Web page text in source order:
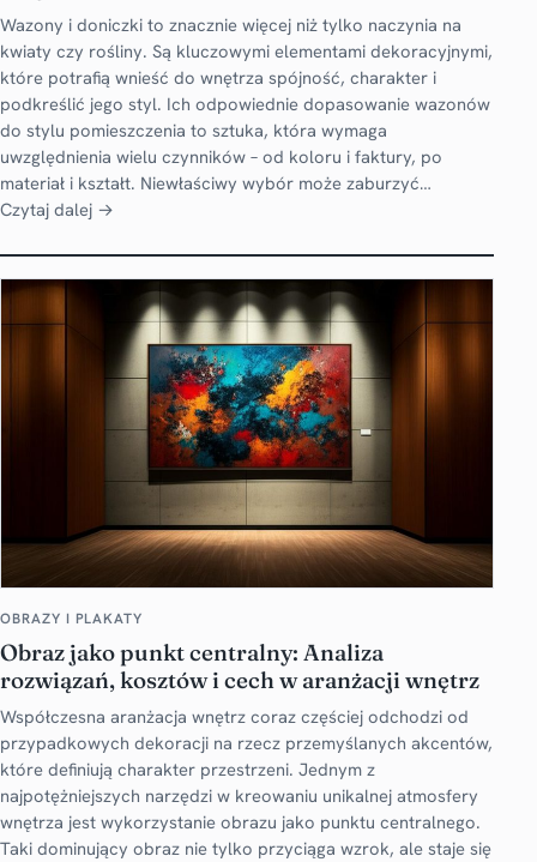
Wazony i doniczki to znacznie więcej niż tylko naczynia na
kwiaty czy rośliny. Są kluczowymi elementami dekoracyjnymi,
które potrafią wnieść do wnętrza spójność, charakter i
podkreślić jego styl. Ich odpowiednie dopasowanie wazonów
do stylu pomieszczenia to sztuka, która wymaga
uwzględnienia wielu czynników – od koloru i faktury, po
materiał i kształt. Niewłaściwy wybór może zaburzyć…
Czytaj dalej →
OBRAZY I PLAKATY
Obraz jako punkt centralny: Analiza
rozwiązań, kosztów i cech w aranżacji wnętrz
Współczesna aranżacja wnętrz coraz częściej odchodzi od
przypadkowych dekoracji na rzecz przemyślanych akcentów,
które definiują charakter przestrzeni. Jednym z
najpotężniejszych narzędzi w kreowaniu unikalnej atmosfery
wnętrza jest wykorzystanie obrazu jako punktu centralnego.
Taki dominujący obraz nie tylko przyciąga wzrok, ale staje się